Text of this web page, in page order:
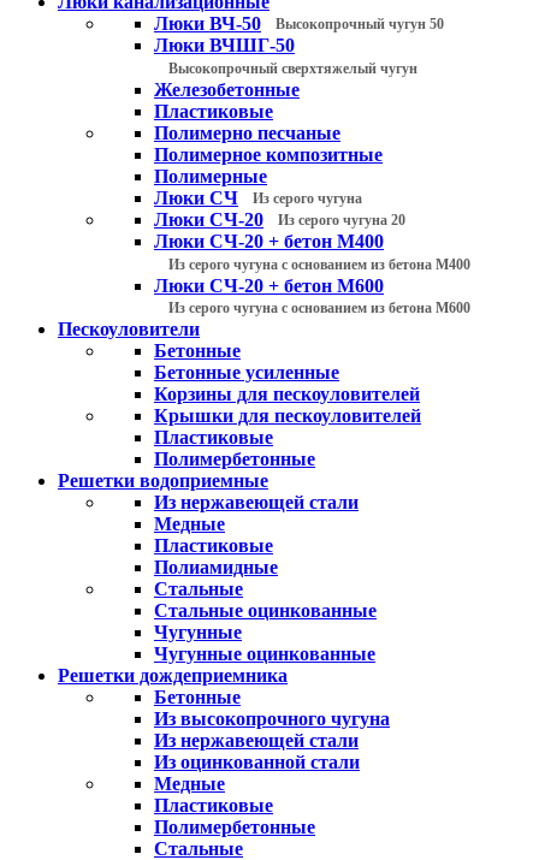
Люки ВЧ-50
Высокопрочный чугун 50
Люки ВЧШГ-50
Высокопрочный сверхтяжелый чугун
Железобетонные
Пластиковые
Полимерно песчаные
Полимерное композитные
Полимерные
Люки СЧ
Из серого чугуна
Люки СЧ-20 Из серого чугуна 20
Люки СЧ-20 + бетон М400
Из серого чугуна с основанием из бетона М400
Люки СЧ-20 + бетон М600
Из серого чугуна с основанием из бетона М600
Пескоуловители
Бетонные
Бетонные усиленные
Корзины для пескоуловителей
Крышки для пескоуловителей
Пластиковые
Полимербетонные
Решетки водоприемные
Из нержавеющей стали
Медные
Пластиковые
Полиамидные
Стальные
Стальные оцинкованные
Чугунные
Чугунные оцинкованные
Решетки дождеприемника
Бетонные
Из высокопрочного чугуна
Из нержавеющей стали
Из оцинкованной стали
Медные
Пластиковые
Полимербетонные
Стальные